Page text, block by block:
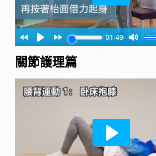
關節護理篇